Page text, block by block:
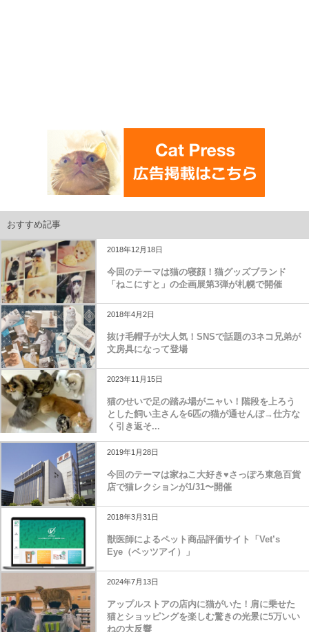
おすすめ記事
2018年12月18日
今回のテーマは猫の寝顔！猫グッズブランド
「ねこにすと」の企画展第3弾が札幌で開催
2018年4月2日
抜け毛帽子が大人気！SNSで話題の3ネコ兄弟が
文房具になって登場
2023年11月15日
猫のせいで足の踏み場がニャい！階段を上ろう
とした飼い主さんを6匹の猫が通せんぼ→仕方な
く引き返そ...
2019年1月28日
今回のテーマは家ねこ大好き♥さっぽろ東急百貨
店で猫レクションが1/31〜開催
2018年3月31日
獣医師によるペット商品評価サイト「Vet’s
Eye（ベッツアイ）」
2024年7月13日
アップルストアの店内に猫がいた！肩に乗せた
猫とショッピングを楽しむ驚きの光景に5万いい
ねの大反響